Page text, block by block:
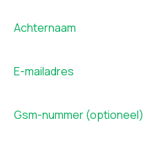
Achternaam
E-mailadres
Gsm-nummer (optioneel)